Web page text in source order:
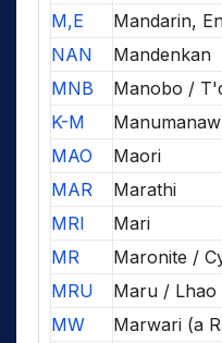
M,E
Mandarin,
NAN
Mandenkan
MNB
Manobo /
K-M
MAO
Maori
MAR
Marathi
MRI
Mari
MR
Maronite /
MRU
Maru / Lhao
MW
Marwari (a